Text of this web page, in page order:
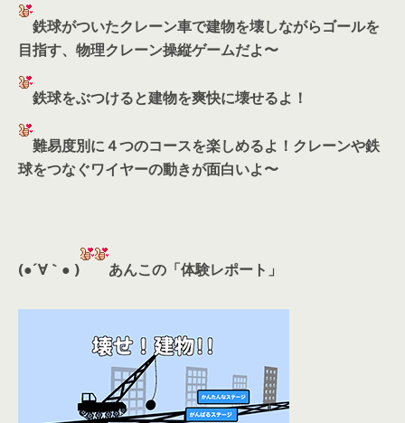
鉄球がついたクレーン車で建物を壊しながらゴールを
目指す、物理クレーン操縦ゲームだよ〜
鉄球をぶつけると建物を爽快に壊せるよ！
難易度別に４つのコースを楽しめるよ！クレーンや鉄
球をつなぐワイヤーの動きが面白いよ〜
(●´∀｀● ) あんこの「体験レポート」